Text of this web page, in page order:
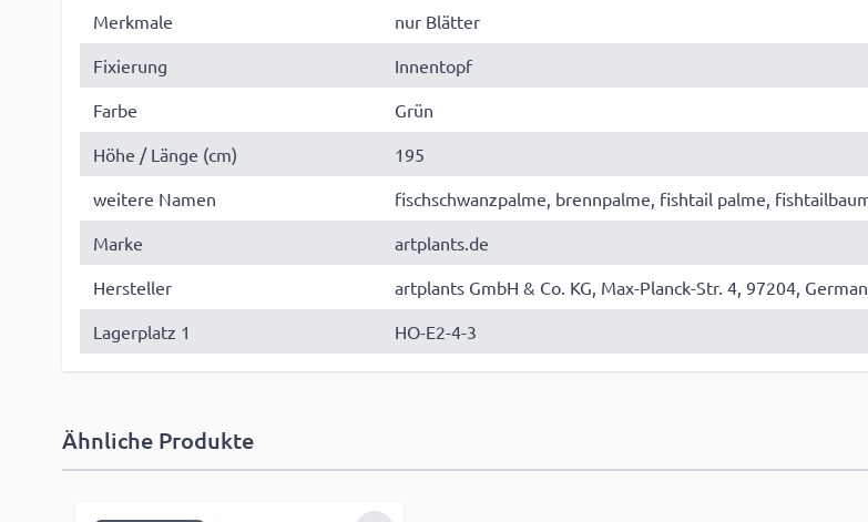
Merkmale
nur Blätter
Fixierung
Innentopf
Farbe
Grün
Höhe / Länge (cm)
195
weitere Namen
fischschwanzpalme, brennpalme, fishtail palme,
Marke
artplants.de
Hersteller
artplants GmbH & Co. KG, Max-Planck-Str. 4, 97204,
Lagerplatz 1
HO-E2-4-3
Ähnliche Produkte